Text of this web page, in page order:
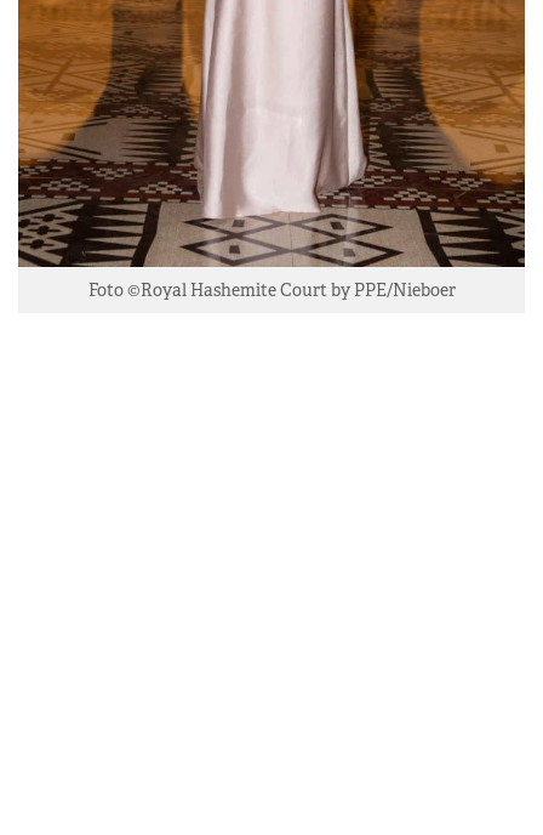
Foto ©Royal Hashemite Court by PPE/Nieboer